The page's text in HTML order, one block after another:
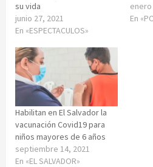
su vida
junio 27, 2021
En «ESPECTACULOS»
enero
En
Habilitan en El Salvador la
vacunación Covid19 para
niños mayores de 6 años
septiembre 14, 2021
En «EL SALVADOR»